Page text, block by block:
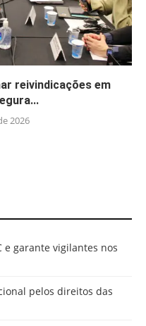
reivindicações em
2026
e garante vigilantes nos
pelos direitos das